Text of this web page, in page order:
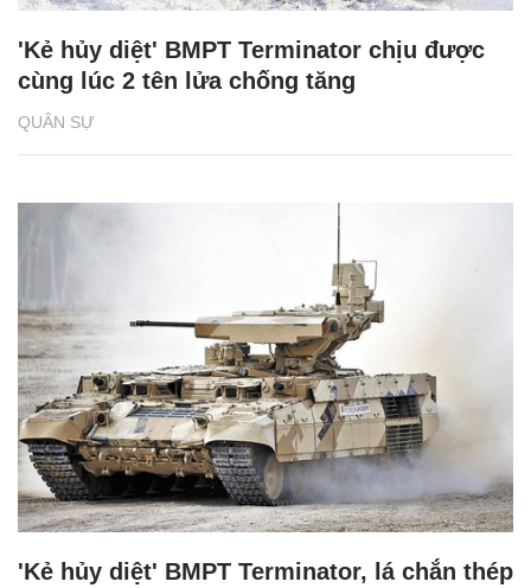
QUÂN SỰ
'Kẻ hủy diệt' BMPT Terminator chịu được
cùng lúc 2 tên lửa chống tăng
'Kẻ hủy diệt' BMPT Terminator, lá chắn thép